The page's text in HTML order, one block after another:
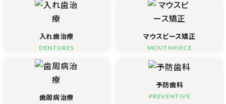
入れ歯治療
DENTURES
マウスピース矯正
MOUTHPIECE
歯周病治療
予防歯科
PREVENTIVE